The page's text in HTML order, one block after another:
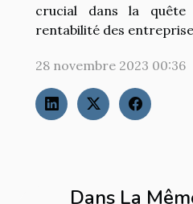
Dans La
crucial dans la
rentabilité des
28 novembre 2023 00:36